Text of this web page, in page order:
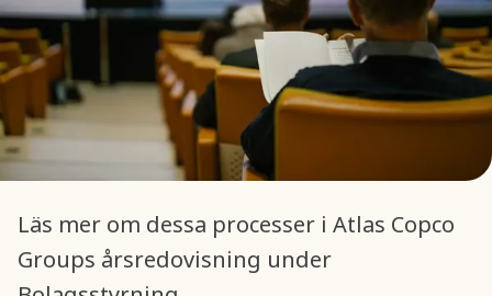
Läs mer om dessa processer i Atlas Copco
Groups årsredovisning under